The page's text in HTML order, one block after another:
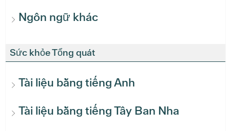
Ngôn ngữ khác
Sức khỏe Tổng quát
Tài liệu bằng tiếng Anh
Tài liệu bằng tiếng Tây Ban Nha